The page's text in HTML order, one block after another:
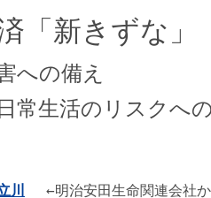
「新きずな」
への備え
常生活のリスクへ
川 ←明治安田生命関連会社